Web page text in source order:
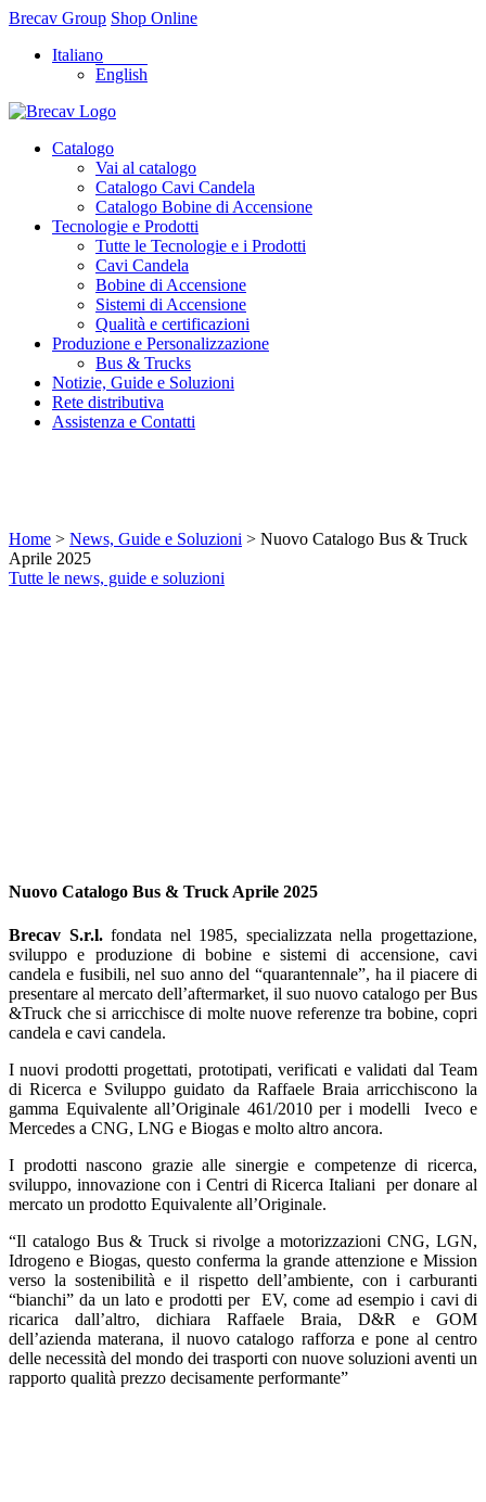
Brecav Group Shop Online
Italiano
English
Catalogo
Vai al catalogo
Catalogo Cavi Candela
Catalogo Bobine di Accensione
Tecnologie e Prodotti
Tutte le Tecnologie e i Prodotti
Cavi Candela
Bobine di Accensione
Sistemi di Accensione
Qualità e certificazioni
Produzione e Personalizzazione
Bus & Trucks
Notizie, Guide e Soluzioni
Rete distributiva
Assistenza e Contatti
Home > News, Guide e Soluzioni > Nuovo Catalogo Bus & Truck
Aprile 2025
Tutte le news, guide e soluzioni
Nuovo Catalogo Bus & Truck Aprile 2025
Brecav S.r.l.fondata nel 1985, specializzata nella progettazione,
sviluppo e produzione di bobine e sistemi di accensione, cavi
candela e fusibili, nel suo anno del “quarantennale”, ha il piacere di
presentare al mercato dell’aftermarket, il suo nuovo catalogo per Bus
&Truck che si arricchisce di molte nuove referenze tra bobine, copri
candela e cavi candela.
I nuovi prodotti progettati, prototipati, verificati e validati dal Team
di Ricerca e Sviluppo guidato da Raffaele Braia arricchiscono la
gamma Equivalente all’Originale 461/2010 per i modelli Iveco e
Mercedes a CNG, LNG e Biogas e molto altro ancora.
I prodotti nascono grazie alle sinergie e competenze di ricerca,
sviluppo, innovazione con i Centri di Ricerca Italiani per donare al
mercato un prodotto Equivalente all’Originale.
“Il catalogo Bus & Truck si rivolge a motorizzazioni CNG, LGN,
Idrogeno e Biogas, questo conferma la grande attenzione e Mission
verso la sostenibilità e il rispetto dell’ambiente, con i carburanti
“bianchi” da un lato e prodotti per EV, come ad esempio i cavi di
ricarica dall’altro, dichiara Raffaele Braia, D&R e GOM
dell’azienda materana, il nuovo catalogo rafforza e pone al centro
delle necessità del mondo dei trasporti con nuove soluzioni aventi un
rapporto qualità prezzo decisamente performante”